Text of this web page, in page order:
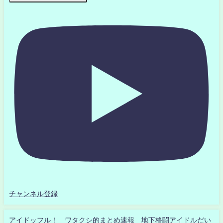
チャンネル登録
アイドッフル！ ワタクシ的まとめ速報 地下格闘アイドルだい